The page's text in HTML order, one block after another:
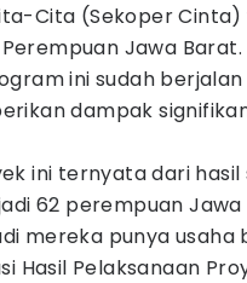
Cita (Sekoper Cinta)
Jawa Barat.
ini sudah berjalan
dampak
ini ternyata dari hasil
62 perempuan
mereka punya usaha
Hasil Pelaksanaan